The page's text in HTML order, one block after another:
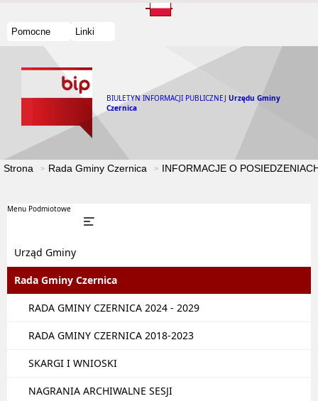
Pomocne Linki
BIULETYN INFORMACJI PUBLICZNEJ Urzędu Gminy
Czernica
Strona Rada Gminy Czernica INFORMACJE O
Menu Podmiotowe
Urząd Gminy
Rada Gminy Czernica
RADA GMINY CZERNICA 2024 - 2029
RADA GMINY CZERNICA 2018-2023
SKARGI I WNIOSKI
NAGRANIA ARCHIWALNE SESJI